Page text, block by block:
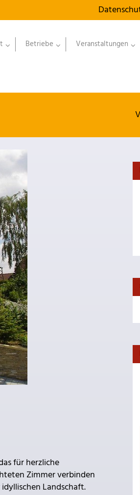
Betriebe Veranstaltungen
für herzliche
Zimmer verbinden
Landschaft.